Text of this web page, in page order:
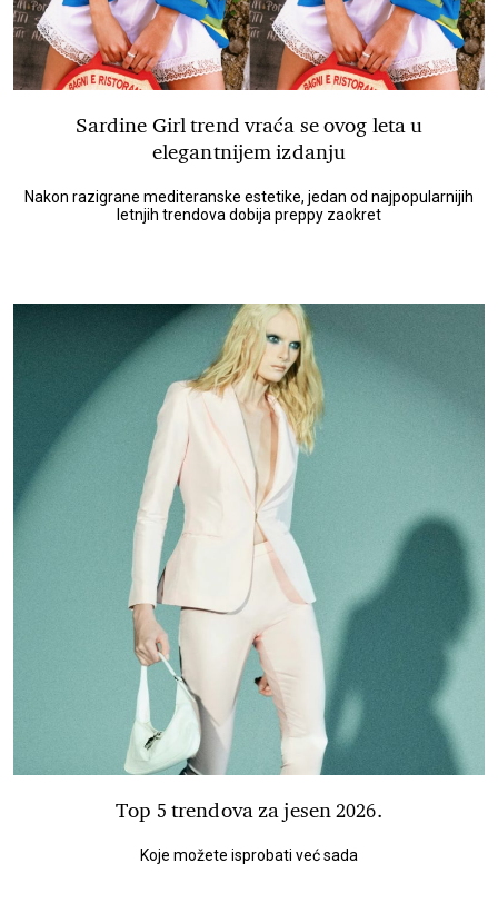
Sardine Girl trend vraća se ovog leta u
elegantnijem izdanju
Nakon razigrane mediteranske estetike, jedan od najpopularnijih
letnjih trendova dobija preppy zaokret
Top 5 trendova za jesen 2026.
Koje možete isprobati već sada